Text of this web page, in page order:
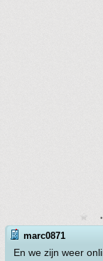
marc0871
En we zijn weer